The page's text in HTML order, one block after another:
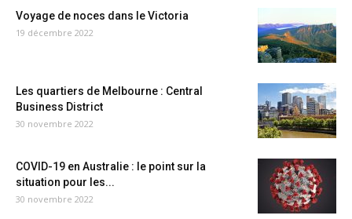
Voyage de noces dans le Victoria
19 décembre 2022
Les quartiers de Melbourne : Central
Business District
30 novembre 2022
COVID-19 en Australie : le point sur la
situation pour les...
30 novembre 2022